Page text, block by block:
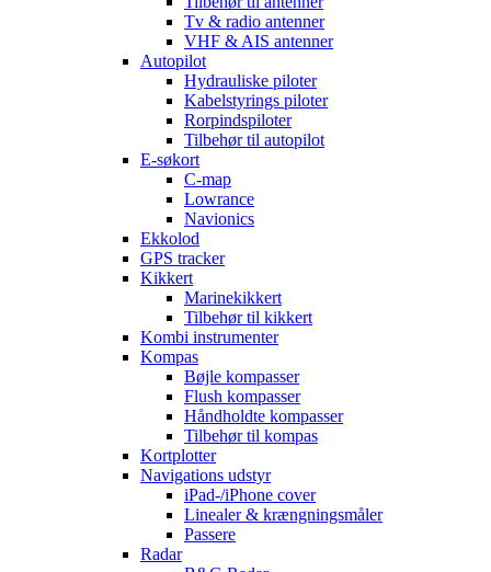
Tv & radio antenner
VHF & AIS antenner
Autopilot
Hydrauliske piloter
Kabelstyrings piloter
Rorpindspiloter
Tilbehør til autopilot
E-søkort
C-map
Lowrance
Navionics
Ekkolod
GPS tracker
Kikkert
Marinekikkert
Tilbehør til kikkert
Kombi instrumenter
Kompas
Bøjle kompasser
Flush kompasser
Håndholdte kompasser
Tilbehør til kompas
Kortplotter
Navigations udstyr
iPad-/iPhone cover
Linealer & krængningsmåler
Passere
Radar